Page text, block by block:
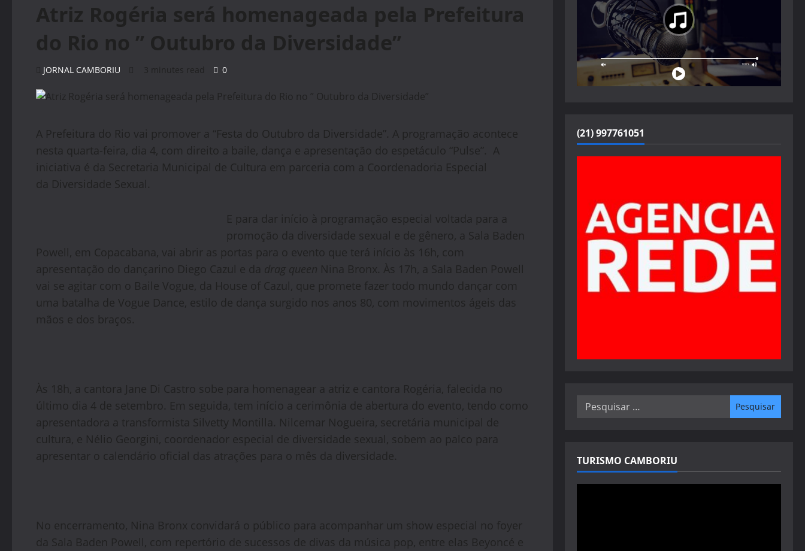
Atriz Rogéria será homenageada pela Prefeitura
do Rio no ” Outubro da Diversidade”
JORNAL CAMBORIU 3 minutes read 0
A Prefeitura do Rio vai promover a “Festa do Outubro da Diversidade”. A programação acontece
nesta quarta-feira, dia 4, com direito a baile, dança e apresentação do espetáculo “Pulse”. A
iniciativa é da Secretaria Municipal de Cultura em parceria com a Coordenadoria Especial
da Diversidade Sexual.
E para dar início à programação especial voltada para a
promoção da diversidade sexual e de gênero, a Sala Baden
Powell, em Copacabana, vai abrir as portas para o evento que terá início às 16h, com
apresentação do dançarino Diego Cazul e da drag queen Nina Bronx. Às 17h, a Sala Baden Powell
vai se agitar com o Baile Vogue, da House of Cazul, que promete fazer todo mundo dançar com
uma batalha de Vogue Dance, estilo de dança surgido nos anos 80, com movimentos ágeis das
mãos e dos braços.
Às 18h, a cantora Jane Di Castro sobe para homenagear a atriz e cantora Rogéria, falecida no
último dia 4 de setembro. Em seguida, tem início a cerimônia de abertura do evento, tendo como
apresentadora a transformista Silvetty Montilla. Nilcemar Nogueira, secretária municipal de
cultura, e Nélio Georgini, coordenador especial de diversidade sexual, sobem ao palco para
apresentar o calendário oficial das atrações para o mês da diversidade.
No encerramento, Nina Bronx convidará o público para acompanhar um show especial no foyer
da Sala Baden Powell, com repertório de sucessos de divas da música pop, entre elas Beyoncé e
(21) 997761051
Pesquisar
TURISMO CAMBORIU